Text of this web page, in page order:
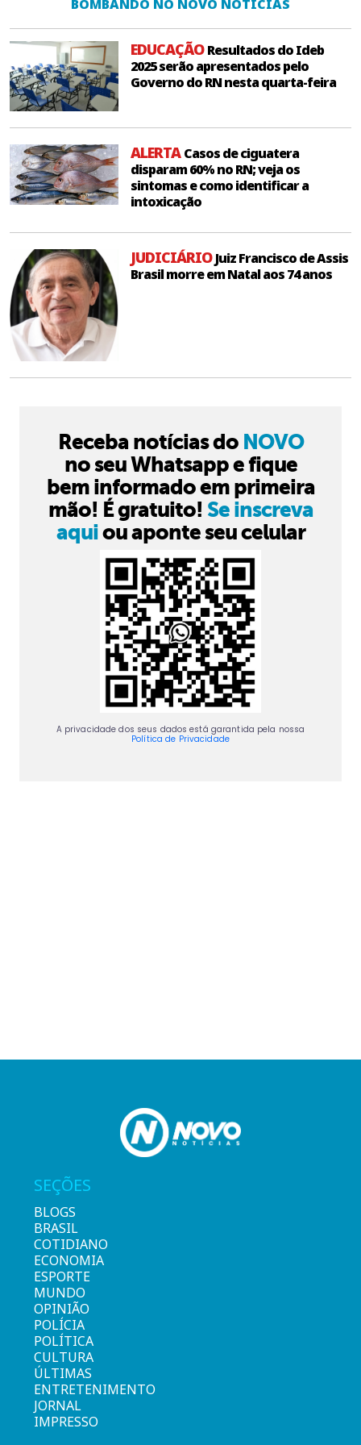
BOMBANDO NO NOVO NOTÍCIAS
EDUCAÇÃOResultados do Ideb
2025 serão apresentados pelo
Governo do RN nesta quarta-feira
ALERTACasos de ciguatera
disparam 60% no RN; veja os
sintomas e como identificar a
intoxicação
JUDICIÁRIOJuiz Francisco de Assis
Brasil morre em Natal aos 74 anos
Receba notícias do NOVO
no seu Whatsapp e fique
bem informado em primeira
mão! É gratuito! Se inscreva
aquiou aponte seu celular
A privacidade dos seus dados está garantida pela nossa
Política de Privacidade
SEÇÕES
BLOGS
BRASIL
COTIDIANO
ECONOMIA
ESPORTE
MUNDO
OPINIÃO
POLÍCIA
POLÍTICA
CULTURA
ÚLTIMAS
ENTRETENIMENTO
JORNAL
IMPRESSO